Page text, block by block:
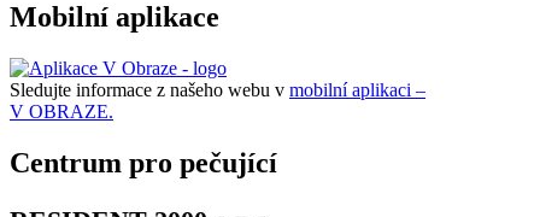
Mobilní aplikace
Sledujte informace z našeho webu v mobilní aplikaci –
V OBRAZE.
Centrum pro pečující